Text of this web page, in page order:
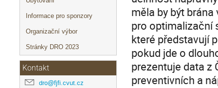
Informace pro sponzory
Organizační výbor
Stránky DRO 2023
Kontakt
dro@fjfi.cvut.cz
měla by být
pro optimalizační
které představují
pokud jde o
prezentuje data z
preventivních a